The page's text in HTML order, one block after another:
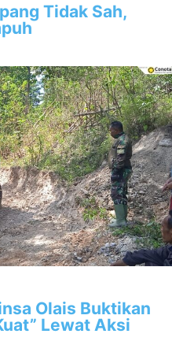
Tidak Sah,
Olais Buktikan
Lewat Aksi